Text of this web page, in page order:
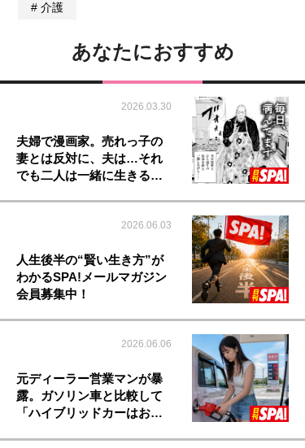
介護
あなたにおすすめ
2026.03.30
夫婦で漫画家。売れっ子の
妻とは反対に、夫は…それ
でも二人は一緒に生きる…
2026.06.03
人生後半の“賢い生き方”が
わかるSPA!メールマガジン
会員募集中！
2026.06.06
元ディーラー営業マンが暴
露。ガソリン車と比較して
「ハイブリッドカーはお…